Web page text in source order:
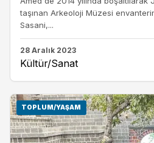
taşınan Arkeoloji Müzesi
Sasani,...
28 Aralık 2023
Kültür/Sanat
TOPLUM/YAŞAM